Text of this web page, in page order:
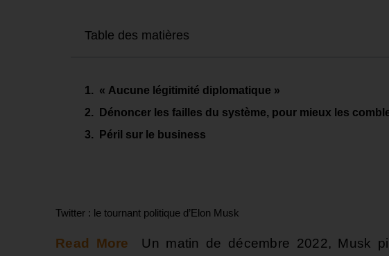
Table des matières
« Aucune légitimité diplomatique »
Dénoncer les failles du système, pour mieux les
Péril sur le business
Twitter : le tournant politique d’Elon Musk
Read More Un matin de décembre 2022, Musk